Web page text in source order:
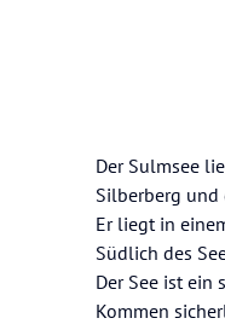
Der Sulmsee
Silberberg und
Er liegt in
Südlich des
Der See ist ein
Kommen